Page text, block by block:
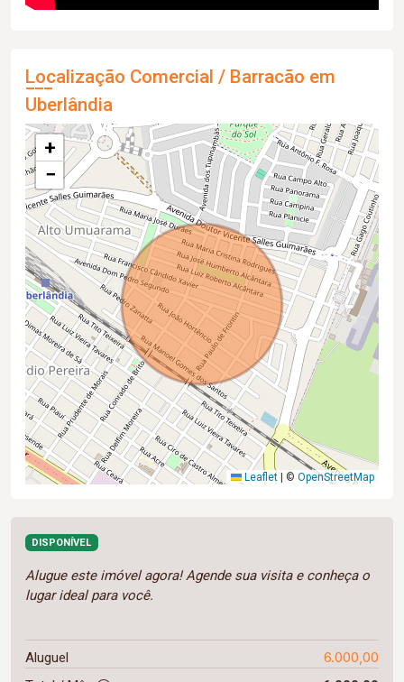
Localização Comercial / Barracão em
Uberlândia
+
−
Leaflet | © OpenStreetMap
DISPONÍVEL
Alugue este imóvel agora! Agende sua visita e conheça o
lugar ideal para você.
Aluguel 6.000,00